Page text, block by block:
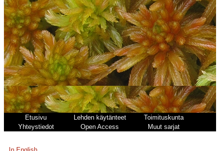
Etusivu Lehden käytänteet
Toimituskunta
Yhteystiedot
Open Access Muut sarjat